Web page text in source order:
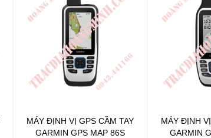
MÁY ĐỊNH VỊ GPS CẦM TAY
GARMIN GPS MAP 86S
MÁY ĐỊNH
GARMIN